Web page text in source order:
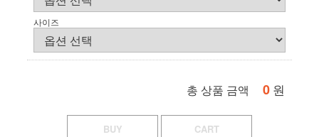
사이즈
총 상품 금액 0 원
BUY CART